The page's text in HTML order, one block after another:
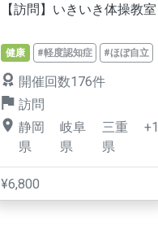
【訪問】いきいき体操教室
健康 #軽度認知症 #ほぼ自立
開催回数176件
訪問
静岡
県
岐阜
県
三重
県
+1
¥6,800